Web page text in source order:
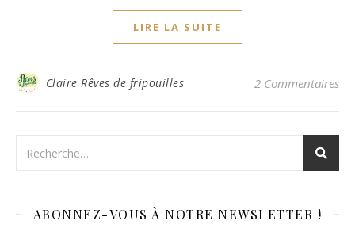
LIRE LA SUITE
Claire Rêves de fripouilles 2 Commentaires
ABONNEZ-VOUS À NOTRE NEWSLETTER !